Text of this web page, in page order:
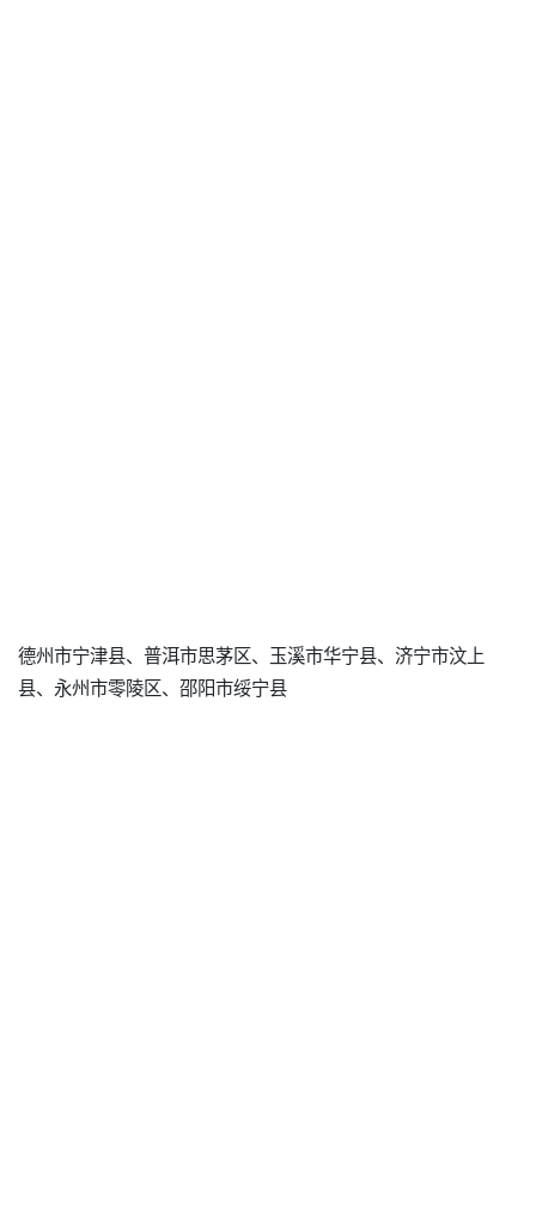
德州市宁津县、普洱市思茅区、玉溪市华宁县、济宁市汶上
县、永州市零陵区、邵阳市绥宁县